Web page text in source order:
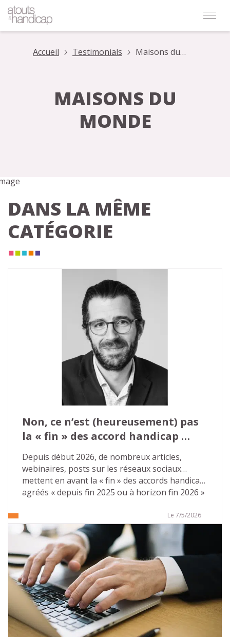
Accueil Testimonials
Maisons du
MAISONS DU
MONDE
DANS LA MÊME
CATÉGORIE
Non, ce n’est (heureusement) pas
la « fin » des accord handicap
agrées
Depuis début 2026, de nombreux articles,
webinaires, posts sur les réseaux sociaux…
mettent en avant la « fin » des accords handicap
agréés « depuis fin 2025 ou à horizon fin 2026 »
Ces publications mettent souvent en avant des
conséquences désastreuses. Il n’en est rien.
Tout d’abord parce que l’on ne peut pas parler
de « fin » mais aussi car des solutions
d’accompagnement existent pour pérenniser
leurs actions sur le champ de l’emploi des
personnes en situation de handicap.
Le 7/5/2026